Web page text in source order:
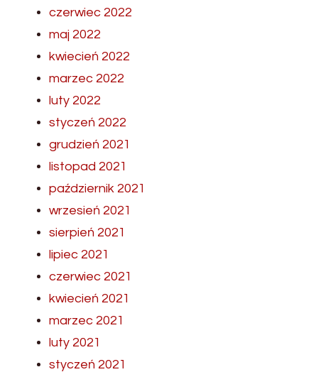
czerwiec 2022
maj 2022
kwiecień 2022
marzec 2022
luty 2022
styczeń 2022
grudzień 2021
listopad 2021
październik 2021
wrzesień 2021
sierpień 2021
lipiec 2021
czerwiec 2021
kwiecień 2021
marzec 2021
luty 2021
styczeń 2021